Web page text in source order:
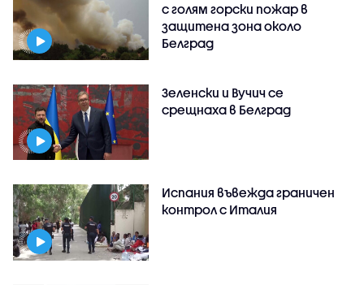
с голям горски пожар в
защитена зона около
Белград
Зеленски и Вучич се
срещнаха в Белград
Испания въвежда граничен
контрол с Италия